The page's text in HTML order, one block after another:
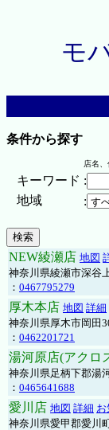
モ
条件から探す
店名、
キーワード :
地域
:
NEW綾瀬店 地図
神奈川県綾瀬市深谷
： 0467795279
厚木本店 地図 詳細
神奈川県厚木市岡田
： 0462201721
湯河原店(アクロ
神奈川県足柄下郡湯
： 0465641688
愛川店 地図 詳細
神奈川県愛甲郡愛川